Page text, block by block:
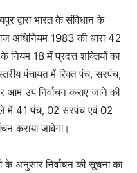
द्वारा भारत के संविधान के
अधिनियम 1983 की धारा 42
नियम 18 में प्रदत्त शक्तियों का
पंचायत में रिक्त पंच, सरपंच,
उप निर्वाचन कराए जाने की
में 41 पंच, 02 सरपंच एवं 02
कराया जावेगा।
के अनुसार निर्वाचन की सूचना का